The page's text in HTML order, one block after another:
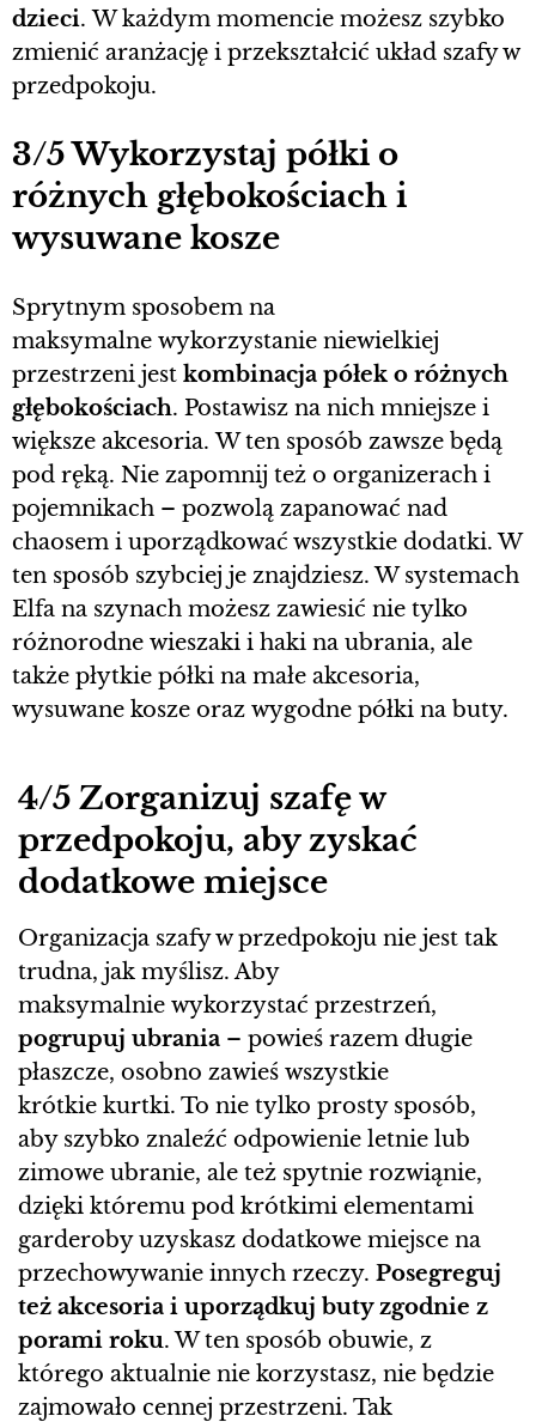
dzieci. W każdym momencie możesz szybko
zmienić aranżację i przekształcić układ szafy w
przedpokoju.
3/5 Wykorzystaj półki o
różnych głębokościach i
wysuwane kosze
Sprytnym sposobem na
maksymalne wykorzystanie niewielkiej
przestrzeni jest kombinacja półek o różnych
głębokościach. Postawisz na nich mniejsze i
większe akcesoria. W ten sposób zawsze będą
pod ręką. Nie zapomnij też o organizerach i
pojemnikach – pozwolą zapanować nad
chaosem i uporządkować wszystkie dodatki. W
ten sposób szybciej je znajdziesz. W systemach
Elfa na szynach możesz zawiesić nie tylko
różnorodne wieszaki i haki na ubrania, ale
także płytkie półki na małe akcesoria,
wysuwane kosze oraz wygodne półki na buty.
4/5 Zorganizuj szafę w
przedpokoju, aby zyskać
dodatkowe miejsce
Organizacja szafy w przedpokoju nie jest tak
trudna, jak myślisz. Aby
maksymalnie wykorzystać przestrzeń,
pogrupuj ubrania – powieś razem długie
płaszcze, osobno zawieś wszystkie
krótkie kurtki. To nie tylko prosty sposób,
aby szybko znaleźć odpowienie letnie lub
zimowe ubranie, ale też spytnie rozwiąnie,
dzięki któremu pod krótkimi elementami
garderoby uzyskasz dodatkowe miejsce na
przechowywanie innych rzeczy. Posegreguj
też akcesoria i uporządkuj buty zgodnie z
porami roku. W ten sposób obuwie, z
którego aktualnie nie korzystasz, nie będzie
zajmowało cennej przestrzeni. Tak